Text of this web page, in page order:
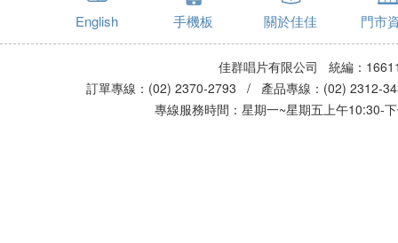
English 手機板 關於佳佳 門市
佳群唱片有限公司 統編：
訂單專線：(02) 2370-2793 / 產品專線：(02)
專線服務時間：星期一~星期五上午10:30-